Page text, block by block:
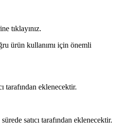
tıklayınız.
ürün kullanımı için önemli
tarafından eklenecektir.
satıcı tarafından eklenecektir.